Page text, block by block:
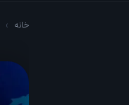
خانه ›